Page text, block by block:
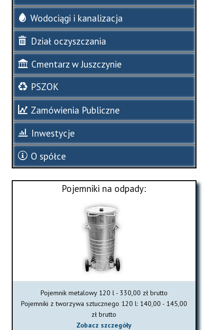
Wodociągi i kanalizacja
Dział oczyszczania
Cmentarz w Juszczynie
PSZOK
Zamówienia Publiczne
Inwestycje
O spółce
Pojemniki na odpady:
Pojemnik metalowy 120 l - 330,00 zł brutto
Pojemniki z tworzywa sztucznego 120 l: 140,00 - 145,00
zł brutto
Zobacz szczegóły